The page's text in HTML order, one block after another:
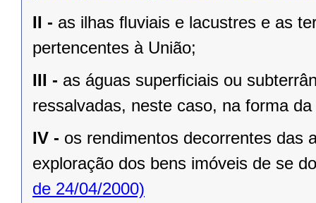
II - as ilhas ﬂuviais e lacustres e as
pertencentes à União;
III - as águas superﬁciais ou
ressalvadas, neste caso, na forma
IV - os rendimentos decorrentes das
exploração dos bens imóveis de se
de 24/04/2000)